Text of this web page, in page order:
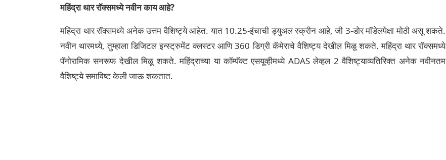
महिंद्रा थार रॉक्समध्ये नवीन काय आहे?
महिंद्रा थार रॉक्समध्ये अनेक उत्तम वैशिष्ट्ये आहेत. यात 10.25-इंचाची ड्युअल स्क्रीन आहे, जी 3-डोर मॉडेलपेक्षा मोठी असू शकते.
नवीन थारमध्ये, तुम्हाला डिजिटल इन्स्ट्रुमेंट क्लस्टर आणि 360 डिग्री कॅमेराचे वैशिष्ट्य देखील मिळू शकते. महिंद्रा थार रॉक्समध्ये
पॅनोरामिक सनरूफ देखील मिळू शकते. महिंद्राच्या या कॉम्पॅक्ट एसयूव्हीमध्ये ADAS लेव्हल 2 वैशिष्ट्याव्यतिरिक्त अनेक नवीनतम
वैशिष्ट्ये समाविष्ट केली जाऊ शकतात.